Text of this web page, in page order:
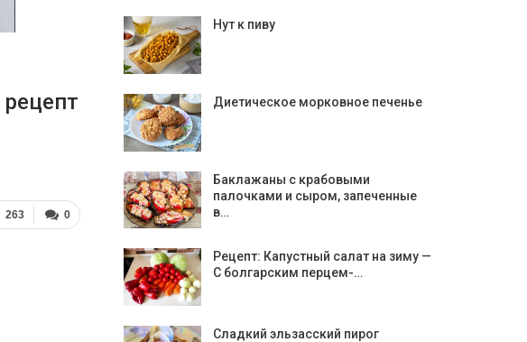
0
263
Нут к пиву
Диетическое морковное печенье
Баклажаны с крабовыми
палочками и сыром, запеченные
в…
Рецепт: Капустный салат на зиму —
С болгарским перцем-…
Сладкий эльзасский пирог